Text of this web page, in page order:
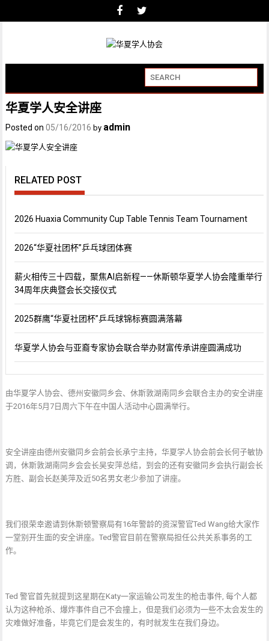
华夏学人安全讲座
Posted on05/16/2016 by admin
RELATED POST
2026 Huaxia Community Cup Table Tennis Team Tournament
2026“华夏社团杯”乒乓球团体赛
薪火相传三十四载，聚焦AI启新程——休斯顿华夏学人协会隆重举行
34周年庆典暨会长交接仪式
2025群鹰“华夏社团杯”乒乓球锦标赛圆满落幕
华夏学人协会与亚裔专家协会联合举办财富传承讲座圆满成功
由华夏学人协会、德州安徽同乡会、休斯敦湖南同乡会联合主办的安全讲座
于2016年5月7日周六下午在中国人活动中心圆满举行。
安全讲座由德州安徽同乡会前会长承宁主持，华夏学人协会前会长何子敏协
调，休斯敦湖南同乡会会长吴安萍总结，到会的还有安徽同乡会执行副会长
方胜、副会长赵美萍及近50名男女老少参加了讲座。
我们很荣幸邀请到休斯顿警察局有16年警龄的资深警官Ted Wang给大家作
一堂别开生面的安全讲座。Ted警官目前在警察局担任公共关系事务的工
作。
Ted 警官首先就提到这星期在Katy一家运输公司发生的枪击事件, 每个人都
认为这种枪杀、爆炸事件自己不会撞上，但是我们必须为一些不太会发生的
灾难做好准备，毕竟它们是会发生的，有时就发生在我们身边。